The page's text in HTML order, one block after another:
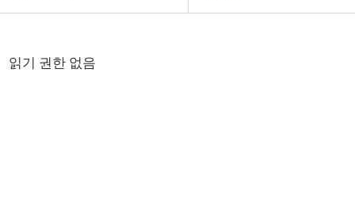
읽기 권한 없음